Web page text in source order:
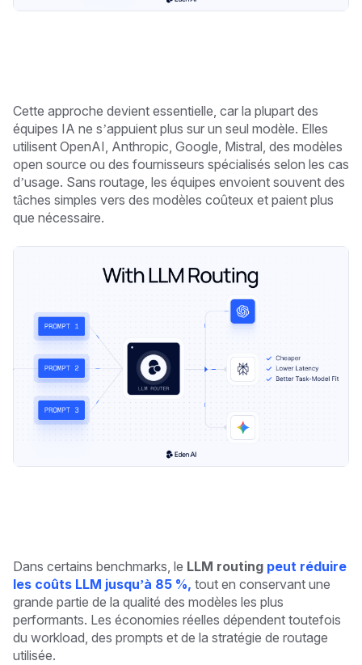
Cette approche devient essentielle, car la plupart des
équipes IA ne s’appuient plus sur un seul modèle. Elles
utilisent OpenAI, Anthropic, Google, Mistral, des modèles
open source ou des fournisseurs spécialisés selon les cas
d’usage. Sans routage, les équipes envoient souvent des
tâches simples vers des modèles coûteux et paient plus
que nécessaire.
Dans certains benchmarks, le LLM routing peut réduire
les coûts LLM jusqu’à 85 %, tout en conservant une
grande partie de la qualité des modèles les plus
performants. Les économies réelles dépendent toutefois
du workload, des prompts et de la stratégie de routage
utilisée.